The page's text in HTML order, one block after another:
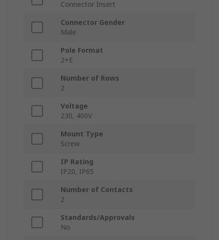
Connector Insert
Connector Gender
Male
Pole Format
2+E
Number of Rows
2
Voltage
230, 400V
Mount Type
Screw
IP Rating
IP20, IP65
Number of Contacts
2
Standards/Approvals
No